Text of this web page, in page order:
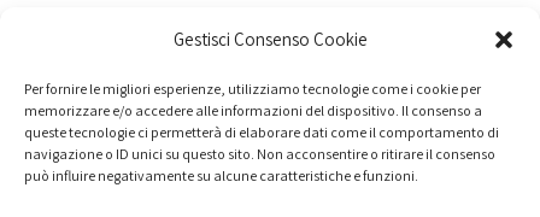
Gestisci Consenso Cookie
Per fornire le migliori esperienze, utilizziamo tecnologie come i cookie per
memorizzare e/o accedere alle informazioni del dispositivo. Il consenso a
queste tecnologie ci permetterà di elaborare dati come il comportamento di
navigazione o ID unici su questo sito. Non acconsentire o ritirare il consenso
può influire negativamente su alcune caratteristiche e funzioni.